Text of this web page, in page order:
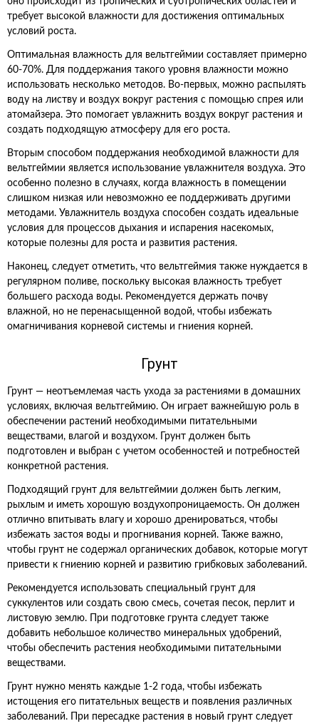
требует высокой влажности для достижения оптимальных
условий роста.
Оптимальная влажность для вельтгеймии составляет примерно
60-70%. Для поддержания такого уровня влажности можно
использовать несколько методов. Во-первых, можно распылять
воду на листву и воздух вокруг растения с помощью спрея или
атомайзера. Это помогает увлажнить воздух вокруг растения и
создать подходящую атмосферу для его роста.
Вторым способом поддержания необходимой влажности для
вельтгеймии является использование увлажнителя воздуха. Это
особенно полезно в случаях, когда влажность в помещении
слишком низкая или невозможно ее поддерживать другими
методами. Увлажнитель воздуха способен создать идеальные
условия для процессов дыхания и испарения насекомых,
которые полезны для роста и развития растения.
Наконец, следует отметить, что вельтгеймия также нуждается в
регулярном поливе, поскольку высокая влажность требует
большего расхода воды. Рекомендуется держать почву
влажной, но не перенасыщенной водой, чтобы избежать
омагничивания корневой системы и гниения корней.
Грунт
Грунт — неотъемлемая часть ухода за растениями в домашних
условиях, включая вельтгеймию. Он играет важнейшую роль в
обеспечении растений необходимыми питательными
веществами, влагой и воздухом. Грунт должен быть
подготовлен и выбран с учетом особенностей и потребностей
конкретной растения.
Подходящий грунт для вельтгеймии должен быть легким,
рыхлым и иметь хорошую воздухопроницаемость. Он должен
отлично впитывать влагу и хорошо дренироваться, чтобы
избежать застоя воды и прогнивания корней. Также важно,
чтобы грунт не содержал органических добавок, которые могут
привести к гниению корней и развитию грибковых заболеваний.
Рекомендуется использовать специальный грунт для
суккулентов или создать свою смесь, сочетая песок, перлит и
листовую землю. При подготовке грунта следует также
добавить небольшое количество минеральных удобрений,
чтобы обеспечить растения необходимыми питательными
веществами.
Грунт нужно менять каждые 1-2 года, чтобы избежать
истощения его питательных веществ и появления различных
заболеваний. При пересадке растения в новый грунт следует